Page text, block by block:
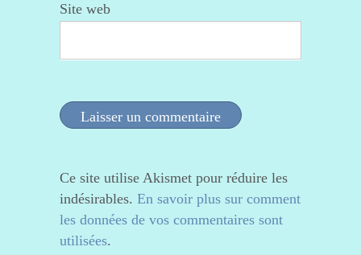
Site web
Ce site utilise Akismet pour réduire les
indésirables. En savoir plus sur comment
les données de vos commentaires sont
utilisées.